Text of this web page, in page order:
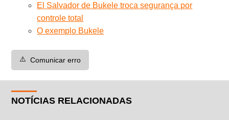
El Salvador de Bukele troca segurança por
controle total
O exemplo Bukele
⚠️ Comunicar erro
NOTÍCIAS RELACIONADAS